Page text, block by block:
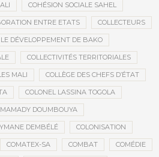
COHÉSION SOCIALE SAHEL
ENTRE ETATS COLLECTEURS
DÉVELOPPEMENT DE BAKO
COLLECTIVITÉS TERRITORIALES
MALI COLLÈGE DES CHEFS D’ÉTAT
COLONEL LASSINA TOGOLA
DOUMBOUYA
DEMBÉLÉ COLONISATION
COMATEX-SA COMBAT COMÉDIE